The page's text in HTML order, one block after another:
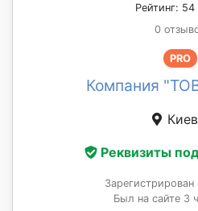
Рейтинг: 54
0
PRO
Компания
Киев
Реквизиты
Зарегистрирован
Был на сайте 3